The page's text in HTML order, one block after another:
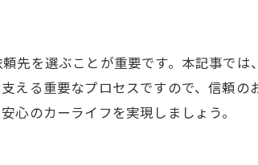
先を選ぶことが重要です。本記事で
える重要なプロセスですので、信頼
心のカーライフを実現しましょう。